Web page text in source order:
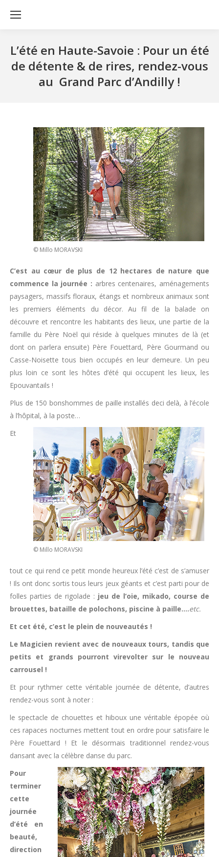
L’été en Haute-Savoie : Pour un été
de détente & de rires, rendez-vous
au Grand Parc d’Andilly !
© Millo MORAVSKI
C’est au cœur de plus de 12 hectares de nature que
commence la journée : arbres centenaires, aménagements
paysagers, massifs floraux, étangs et nombreux animaux sont
les premiers éléments du décor. Au fil de la balade on
découvre et rencontre les habitants des lieux, une partie de la
famille du Père Noël qui réside à quelques minutes de là (et
dont on parlera ensuite) Père Fouettard, Père Gourmand ou
Casse-Noisette tous bien occupés en leur demeure. Un peu
plus loin ce sont les hôtes d’été qui occupent les lieux, les
Epouvantails !
Plus de 150 bonshommes de paille installés deci delà, à l’école
à l’hôpital, à la poste…
© Millo MORAVSKI
Et
tout ce qui rend ce petit monde heureux l’été c’est de s’amuser
! Ils ont donc sortis tous leurs jeux géants et c’est parti pour de
folles parties de rigolade : jeu de l’oie, mikado, course de
brouettes, bataille de polochons, piscine à paille….etc.
Et cet été, c’est le plein de nouveautés !
Le Magicien revient avec de nouveaux tours, tandis que
petits et grands pourront virevolter sur le nouveau
carrousel !
Et pour rythmer cette véritable journée de détente, d’autres
rendez-vous sont à noter :
le spectacle de chouettes et hiboux une véritable épopée où
ces rapaces nocturnes mettent tout en ordre pour satisfaire le
Père Fouettard ! Et le désormais traditionnel rendez-vous
dansant avec la célèbre danse du parc.
Pour
terminer
cette
journée
d’été en
beauté,
direction